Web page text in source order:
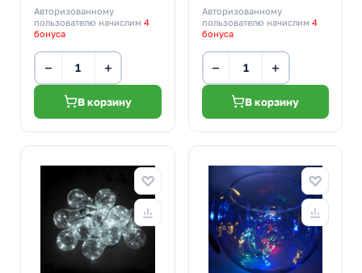
Авторизованному
пользователю начислим 4
бонуса
− +
В корзину
Авторизованному
пользователю начислим 4
бонуса
− +
В корзину